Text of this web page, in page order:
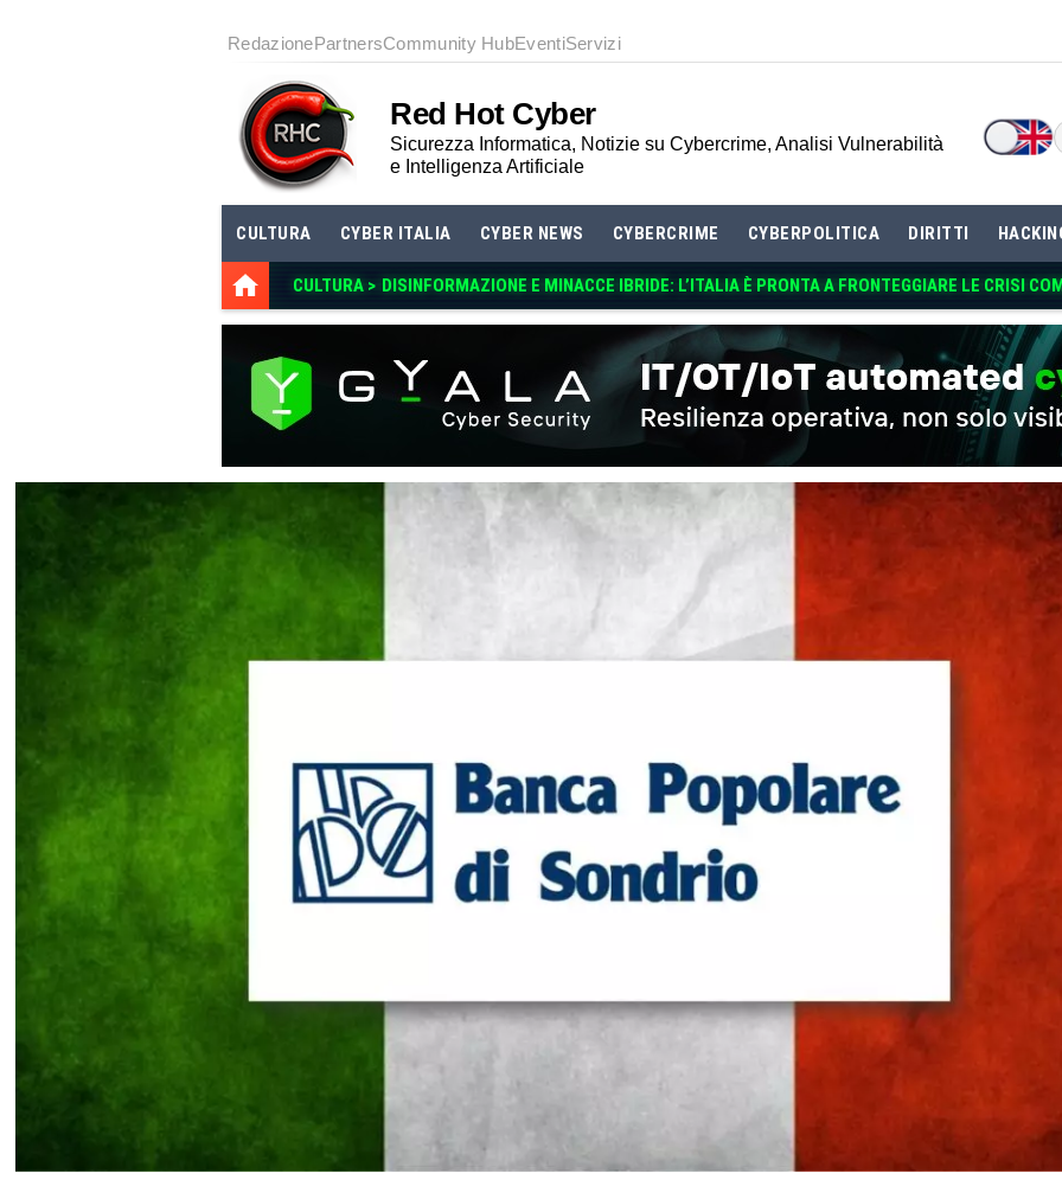
RedazionePartnersCommunity HubEventiServizi
Red Hot Cyber
Sicurezza Informatica, Notizie su Cybercrime, Analisi Vulnerabilità
e Intelligenza Artificiale
CULTURA CYBER ITALIA CYBER NEWS CYBERCRIME CYBERPOLITICA DIRITTI
CULTURA > DISINFORMAZIONE E MINACCE IBRIDE: L’ITALIA È PRONTA A FRONTEGGIARE LE CRISI